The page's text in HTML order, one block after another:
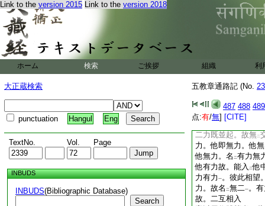
Link to the version 2015 Link to the version 2018
ホーム 検索 ご挨拶 組織 利
大正蔵検索
punctuation Hangul Eng
TextNo. Vol. Page
INBUDS
INBUDS(Bibliographic Database)
Search
五教章通路記 (No.
487 488 489
点:有/無] [CITE]
。成 互相入
勢強勝。奪 他勢
故此自即攝二餘法 一
反上可知 者。他有
差別 。令
12
即相入。是一具法
據 體空有 。是名
相 13 即一。今此相
法體彼此有無一。故
章二有力二無力各
二力既並起。故無二
力。他即無力。他
他無力。名 二有力無
他有力故。能入 二他
力有力 一。彼此相望
力。故名 二無二一。
故。二互相入